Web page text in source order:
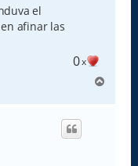
el
afinar las
0x
r